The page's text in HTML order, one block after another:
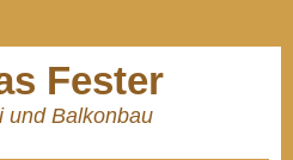
Fester
und Balkonbau